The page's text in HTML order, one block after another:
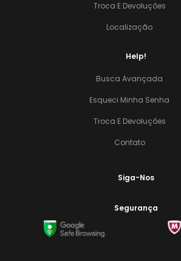
Troca E Devoluções
Localização
Help!
Busca Avançada
Esqueci Minha Senha
Troca E Devoluções
Contato
Siga-Nos
Segurança